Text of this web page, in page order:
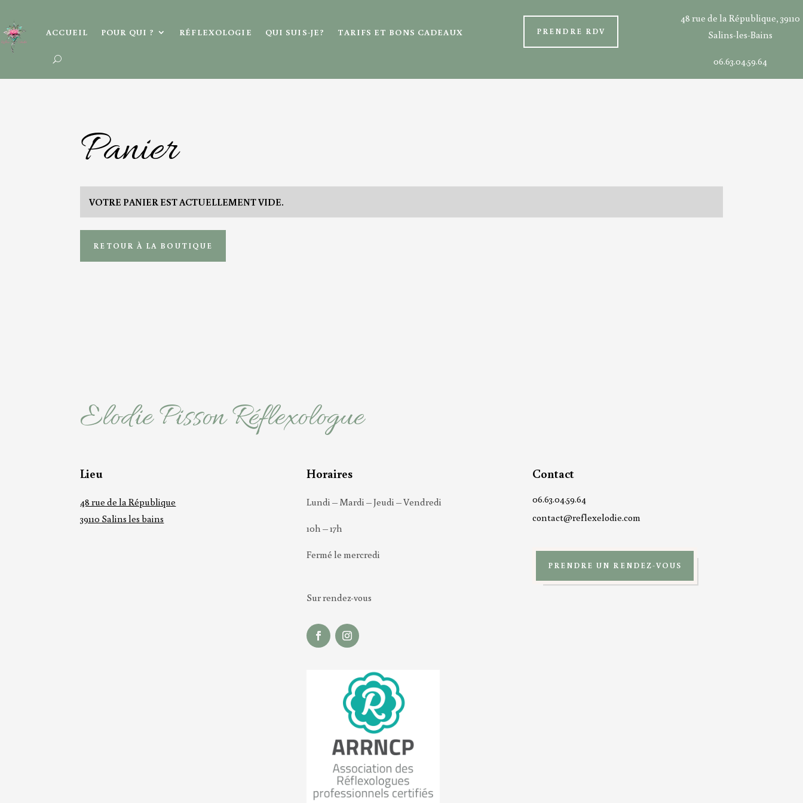
ACCUEIL POUR QUI ? RÉFLEXOLOGIE QUI SUIS-JE? TARIFS ET BONS CADEAUX PRENDRE RDV
48 rue de la République, 39110
Salins-les-Bains
06.63.04.59.64
Panier
VOTRE PANIER EST ACTUELLEMENT VIDE.
RETOUR À LA BOUTIQUE
Elodie Pisson Réflexologue
Lieu
48 rue de la République
39110 Salins les bains
Horaires
Lundi – Mardi – Jeudi – Vendredi
10h – 17h
Fermé le mercredi
Sur rendez-vous
Contact
06.63.04.59.64
contact@reflexelodie.com
PRENDRE UN RENDEZ-VOUS